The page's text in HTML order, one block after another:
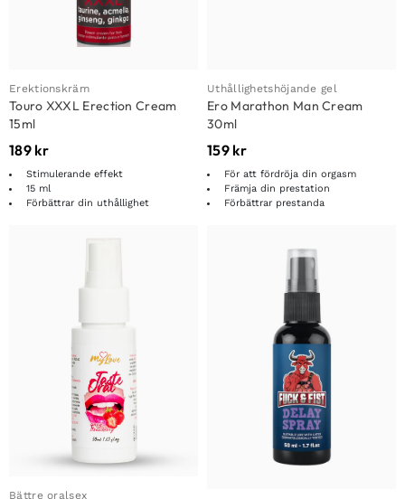
Erektionskräm
Touro XXXL Erection Cream
15ml
189 kr
Stimulerande effekt
15 ml
Förbättrar din uthållighet
Uthållighetshöjande gel
Ero Marathon Man Cream
30ml
159 kr
För att fördröja din orgasm
Främja din prestation
Förbättrar prestanda
Bättre oralsex